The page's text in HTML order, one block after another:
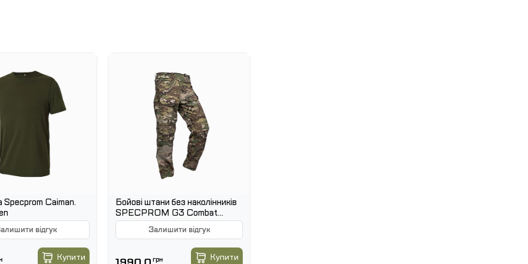
зносостійкості та надійної фіксації
носіння з берцями та тактичним взуттям
теплої погоди
зносу.
ковзання всередині взуття
стабілізація під час руху
Caiman.
відгук
Купити
Бойові штани без наколінників
SPECPROM G3 Combat
Pants. Мультикам
Залишити відгук
грн Купити